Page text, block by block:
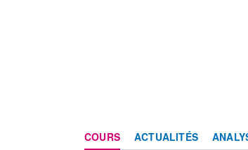
COURS ACTUALITÉS